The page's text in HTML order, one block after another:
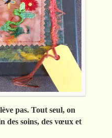
pas. Tout seul, on
des soins, des vœux et